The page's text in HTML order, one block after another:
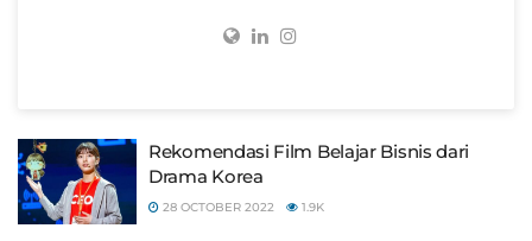
Rekomendasi Film Belajar Bisnis dari
Drama Korea
28 OCTOBER 2022 1.9K